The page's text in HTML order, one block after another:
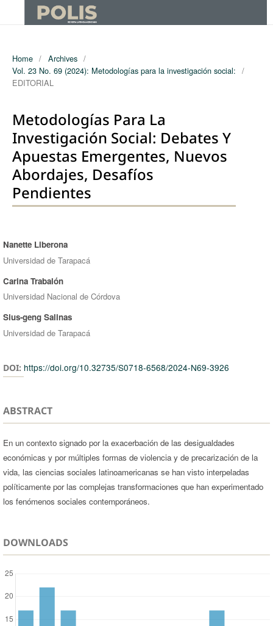
Home / Archives /
Vol. 23 No. 69 (2024): Metodologías para la investigación social: /
EDITORIAL
Metodologías Para La
Investigación Social: Debates Y
Apuestas Emergentes, Nuevos
Abordajes, Desafíos
Pendientes
Authors
Nanette Liberona
Universidad de Tarapacá
Carina Trabalón
Universidad Nacional de Córdova
Sius-geng Salinas
Universidad de Tarapacá
DOI: https://doi.org/10.32735/S0718-6568/2024-N69-3926
ABSTRACT
En un contexto signado por la exacerbación de las desigualdades
económicas y por múltiples formas de violencia y de precarización de la
vida, las ciencias sociales latinoamericanas se han visto interpeladas
políticamente por las complejas transformaciones que han experimentado
los fenómenos sociales contemporáneos.
DOWNLOADS